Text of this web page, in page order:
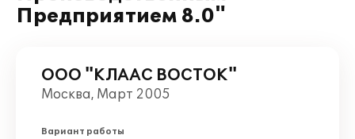
Предприятием 8.0"
ООО "КЛААС ВОСТОК"
Москва, Март 2005
Вариант работы